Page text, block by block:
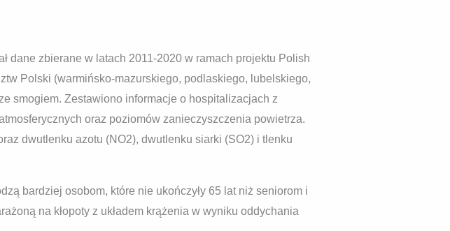
dane zbierane w latach 2011-2020 w ramach projektu Polish
Polski (warmińsko-mazurskiego, podlaskiego, lubelskiego,
smogiem. Zestawiono informacje o hospitalizacjach z
oraz poziomów zanieczyszczenia powietrza.
dwutlenku azotu (NO2), dwutlenku siarki (SO2) i tlenku
bardziej osobom, które nie ukończyły 65 lat niż seniorom i
na kłopoty z układem krążenia w wyniku oddychania